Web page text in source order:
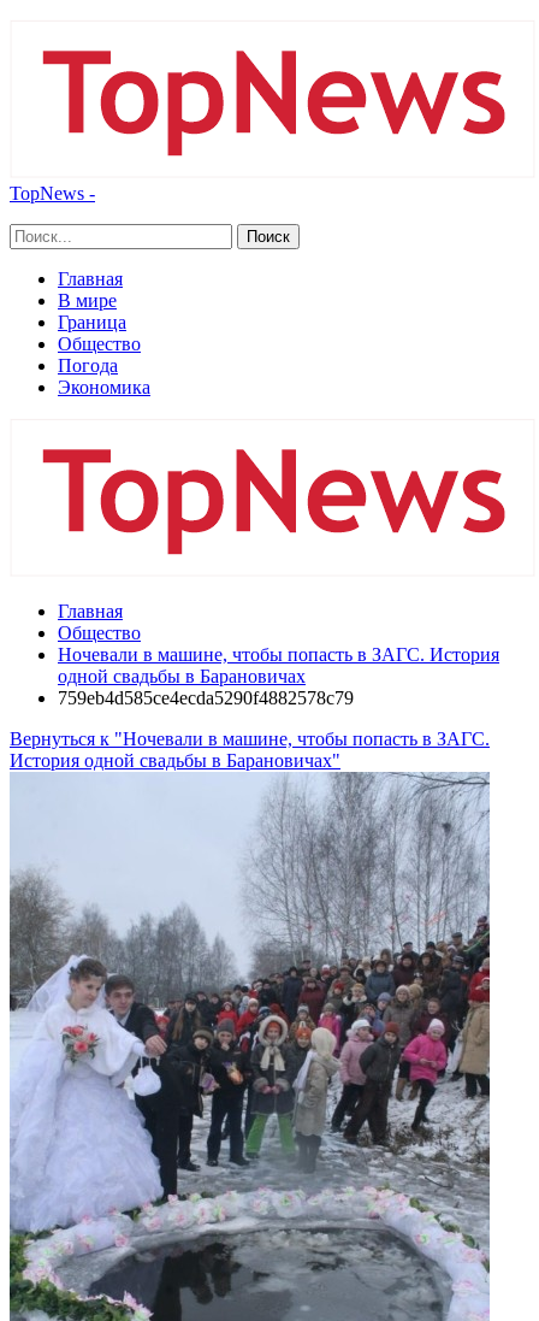
TopNews -
Главная
В мире
Граница
Общество
Погода
Экономика
Главная
Общество
Ночевали в машине, чтобы попасть в ЗАГС. История
одной свадьбы в Барановичах
759eb4d585ce4ecda5290f4882578c79
Вернуться к "Ночевали в машине, чтобы попасть в ЗАГС.
История одной свадьбы в Барановичах"